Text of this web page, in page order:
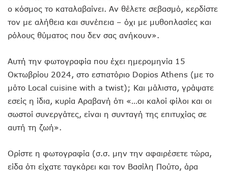
ο κόσμος το καταλαβαίνει. Αν θέλετε σεβασμό, κερδίστε
τον με αλήθεια και συνέπεια – όχι με μυθοπλασίες και
ρόλους θύματος που δεν σας ανήκουν».
Αυτή την φωτογραφία που έχει ημερομηνία 15
Οκτωβρίου 2024, στο εστιατόριο Dopios Athens (με το
μότο Local cuisine with a twist); Και μάλιστα, γράψατε
εσείς η ίδια, κυρία Αραβανή ότι «…οι καλοί φίλοι και οι
σωστοί συνεργάτες, είναι η συνταγή της επιτυχίας σε
αυτή τη ζωή».
Ορίστε η φωτογραφία (σ.σ. μην την αφαιρέσετε τώρα,
είδα ότι είχατε ταγκάρει και τον Βασίλη Πούτο, άρα